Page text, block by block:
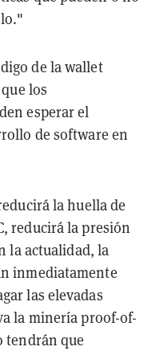
de la wallet
los
esperar el
de software en
la huella de
reducirá la presión
la actualidad, la
inmediatamente
las elevadas
la minería proof-of-
tendrán que